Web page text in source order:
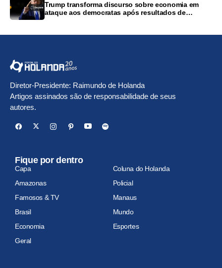
Trump transforma discurso sobre economia em
ataque aos democratas após resultados de
Diretor-Presidente: Raimundo de Holanda
Artigos assinados são de responsabilidade de seus
autores.
Fique por dentro
Capa
Coluna do Holanda
Amazonas
Policial
Famosos & TV
Manaus
Brasil
Mundo
Economia
Esportes
Geral